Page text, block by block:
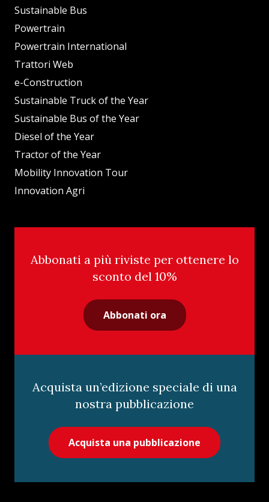
Sustainable Bus
Powertrain
Powertrain International
Trattori Web
e-Construction
Sustainable Truck of the Year
Sustainable Bus of the Year
Diesel of the Year
Tractor of the Year
Mobility Innovation Tour
Innovation Agri
Abbonati a più riviste per ottenere lo
sconto del 10%
Abbonati ora
Acquista un’edizione speciale di una
nostra pubblicazione
Acquista una pubblicazione